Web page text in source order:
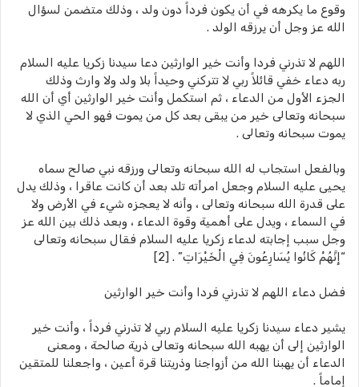
وقوع ما يكرهه في أن يكون فرداً دون ولد ، وذلك متضمن لسؤال
الله عز وجل أن يرزقه الولد .
اللهم لا تذرني فردا وأنت خير الوارثين دعا سيدنا زكريا عليه السلام
ربه دعاء خفي قائلاً ربي لا تتركني وحيداً بلا ولد ولا وارث وذلك
الجزء الأول من الدعاء ، ثم استكمل وأنت خير الوارثين أي أن الله
سبحانه وتعالى خير من يبقى بعد كل من يموت فهو الحي الذي لا
يموت سبحانه وتعالى .
وبالفعل استجاب له الله سبحانه وتعالى ورزقه نبي صالح سماه
يحيى عليه السلام وجعل امرأته تلد بعد أن كانت عاقرا ، وذلك يدل
على قدرة الله سبحانه وتعالى ، وأنه لا يعجزه شيء في الأرض ولا
في السماء ، ويدل على أهمية وقوة الدعاء ، وبعد ذلك بين الله عز
وجل سبب إجابته لدعاء زكريا عليه السلام فقال سبحانه وتعالى
“إِنَّهُمْ كَانُوا يُسَارِعُونَ فِي الْخَيْرَاتِ” . [2]
فضل دعاء اللهم لا تذرني فردا وأنت خير الوارثين
يشير دعاء سيدنا زكريا عليه السلام ربي لا تذرني فرداً ، وأنت خير
الوارثين إلى أن يهبه الله سبحانه وتعالى ذرية صالحة ، ومعنى
الدعاء أن يهبنا الله من أزواجنا وذريتنا قرة أعين ، واجعلنا للمتقين
إماماً .